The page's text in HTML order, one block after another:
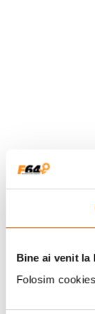
Bine ai venit la
Folosim